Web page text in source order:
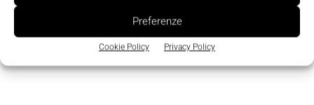
Preferenze
Cookie Policy Privacy Policy
indicatori Led di sistema per l'alimentazione e
l'attività Hdd.